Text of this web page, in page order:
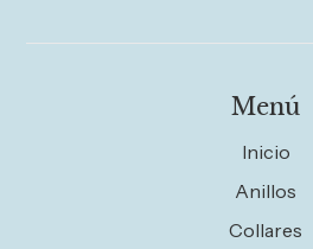
Menú
Inicio
Anillos
Collares